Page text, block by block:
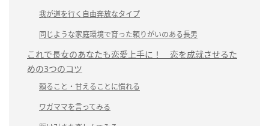
我が道を行く自由奔放なタイプ
同じような家庭環境で育った頼りがいのある長男
これで長女のあなたも恋愛上手に！ 恋を成就させるた
めの3つのコツ
頼ること・甘えることに慣れる
ワガママを言ってみる